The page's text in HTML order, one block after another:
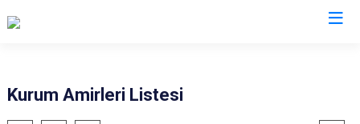
Kurum Amirleri Listesi